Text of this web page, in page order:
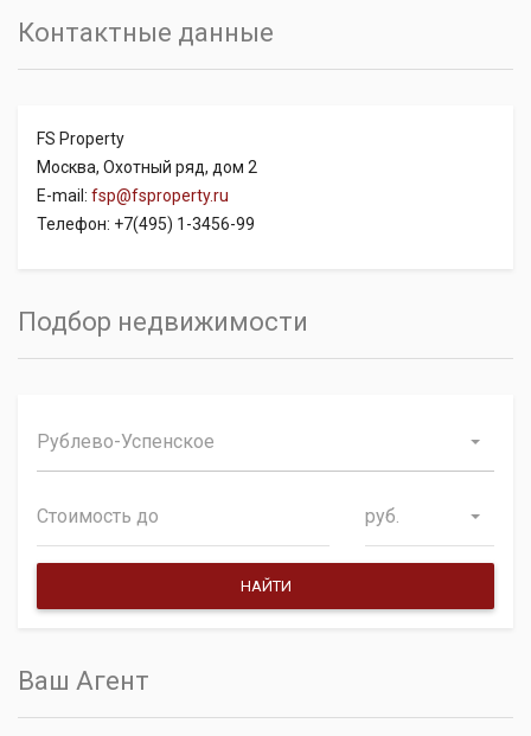
Контактные данные
FS Property
Москва, Охотный ряд, дом 2
E-mail: fsp@fsproperty.ru
Телефон: +7(495) 1-3456-99
Подбор недвижимости
Рублево-Успенское
руб.
Ваш Агент